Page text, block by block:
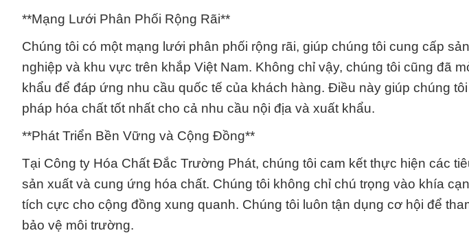
**Mạng Lưới Phân Phối Rộng Rãi**
Chúng tôi có một mạng lưới phân phối rộng rãi, giúp chúng tôi cung cấp
nghiệp và khu vực trên khắp Việt Nam. Không chỉ vậy, chúng tôi cũng đã
khẩu để đáp ứng nhu cầu quốc tế của khách hàng. Điều này giúp chúng
pháp hóa chất tốt nhất cho cả nhu cầu nội địa và xuất khẩu.
**Phát Triển Bền Vững và Cộng Đồng**
Tại Công ty Hóa Chất Đắc Trường Phát, chúng tôi cam kết thực hiện các
sản xuất và cung ứng hóa chất. Chúng tôi không chỉ chú trọng vào khía
tích cực cho cộng đồng xung quanh. Chúng tôi luôn tận dụng cơ hội để
bảo vệ môi trường.